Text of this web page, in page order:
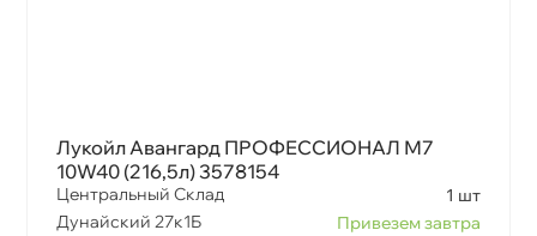
Лукойл Авангард ПРОФЕССИОНАЛ М7
10W40 (216,5л) 3578154
Центральный Склад
1 шт
Дунайский 27к1Б
Привезем завтра